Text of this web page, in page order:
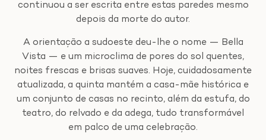
continuou a ser escrita entre estas paredes mesmo
depois da morte do autor.
A orientação a sudoeste deu-lhe o nome — Bella
Vista — e um microclima de pores do sol quentes,
noites frescas e brisas suaves. Hoje, cuidadosamente
atualizada, a quinta mantém a casa-mãe histórica e
um conjunto de casas no recinto, além da estufa, do
teatro, do relvado e da adega, tudo transformável
em palco de uma celebração.